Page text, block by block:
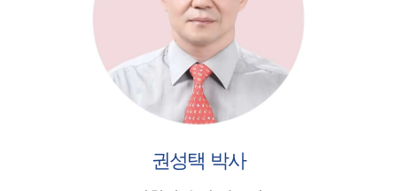
권성택 박사